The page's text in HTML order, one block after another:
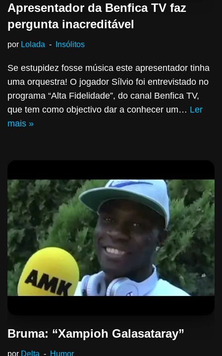
Apresentador da Benfica TV faz
pergunta inacreditável
por Lolada Insólitos
Se estupidez fosse música este apresentador tinha
uma orquestra! O jogador Sílvio foi entrevistado no
programa “Alta Fidelidade”, do canal Benfica TV,
que tem como objectivo dar a conhecer um… Ler
mais »
Bruma: “Xampioh Galasataray”
por Delta Humor